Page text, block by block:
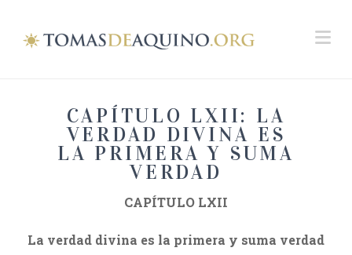
CAPÍTULO LXII: LA
VERDAD DIVINA ES
LA PRIMERA Y SUMA
VERDAD
CAPÍTULO LXII
La verdad divina es la primera y suma verdad